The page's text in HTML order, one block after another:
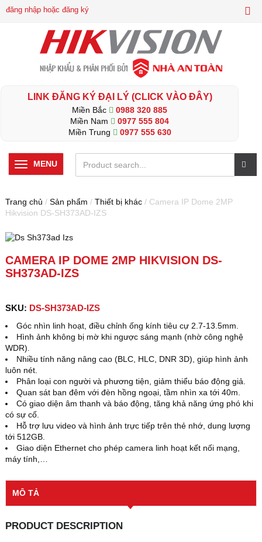
đăng nhập hoặc đăng ký
LINK ĐĂNG KÝ ĐẠI LÝ (CLICK VÀO ĐÂY)
Miền Bắc
0988 320 885
Miền Nam
0977 555 804
Miền Trung
0977 555 630
MENU
Trang chủ / Sản phẩm / Thiết bị khác / Camera IP Dome 2MP
Hikvision DS-SH373AD-IZS
CAMERA IP DOME 2MP HIKVISION DS-
SH373AD-IZS
SKU: DS-SH373AD-IZS
Góc nhìn linh hoạt, điều chỉnh ống kính tiêu cự 2.7-13.5mm.
Hình ảnh không bị mờ khi ngược sáng mạnh (nhờ công nghệ
WDR).
Nhiều tính năng nâng cao (BLC, HLC, DNR 3D), giúp hình ảnh
luôn nét.
Phân loại con người và phương tiện, giảm thiểu báo động giả.
Quan sát ban đêm với đèn hồng ngoại, tầm nhìn xa tới 40m.
Có giao diện âm thanh và báo động, tăng khả năng ứng phó khi
có sự cố.
Hỗ trợ lưu video và hình ảnh trực tiếp trên thẻ nhớ, dung lượng
tới 512GB.
Giao diện Ethernet cho phép camera linh hoạt kết nối mạng,
máy tính,…
MÔ TẢ
PRODUCT DESCRIPTION